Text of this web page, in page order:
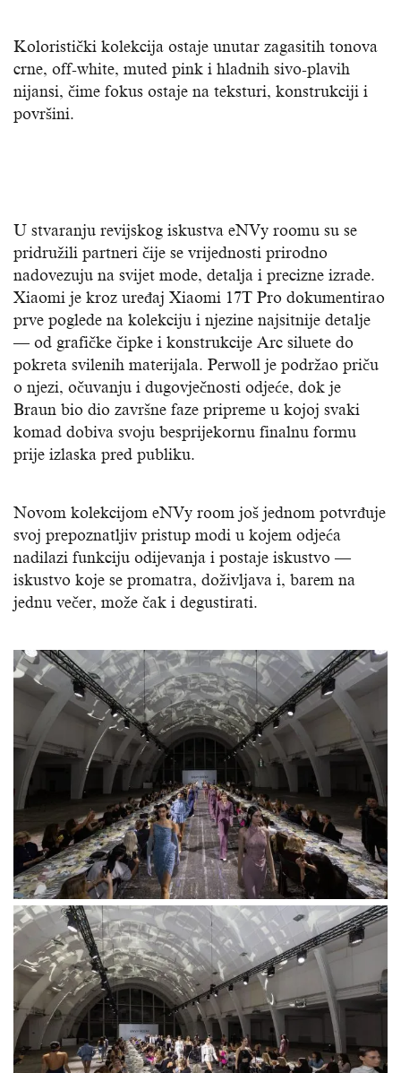
Koloristički kolekcija ostaje unutar zagasitih tonova
crne, off-white, muted pink i hladnih sivo-plavih
nijansi, čime fokus ostaje na teksturi, konstrukciji i
površini.
U stvaranju revijskog iskustva eNVy roomu su se
pridružili partneri čije se vrijednosti prirodno
nadovezuju na svijet mode, detalja i precizne izrade.
Xiaomi je kroz uređaj Xiaomi 17T Pro dokumentirao
prve poglede na kolekciju i njezine najsitnije detalje
— od grafičke čipke i konstrukcije Arc siluete do
pokreta svilenih materijala. Perwoll je podržao priču
o njezi, očuvanju i dugovječnosti odjeće, dok je
Braun bio dio završne faze pripreme u kojoj svaki
komad dobiva svoju besprijekornu finalnu formu
prije izlaska pred publiku.
Novom kolekcijom eNVy room još jednom potvrđuje
svoj prepoznatljiv pristup modi u kojem odjeća
nadilazi funkciju odijevanja i postaje iskustvo —
iskustvo koje se promatra, doživljava i, barem na
jednu večer, može čak i degustirati.